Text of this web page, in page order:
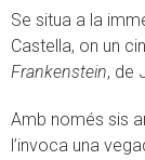
Se situa a la
Castella, on un
Frankenstein, de
Amb només sis
l’invoca una